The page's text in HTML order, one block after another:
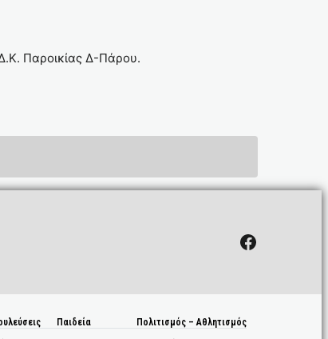
Παροικίας Δ-Πάρου.
Facebook
Παιδεία
Πολιτισμός – Αθλητισμός